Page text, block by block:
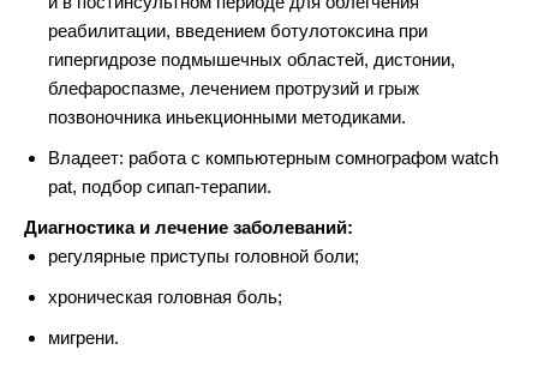
реабилитации, введением ботулотоксина при
гипергидрозе подмышечных областей, дистонии,
блефароспазме, лечением протрузий и грыж
позвоночника иньекционными методиками.
Владеет: работа с компьютерным сомнографом watch
pat, подбор сипап-терапии.
Диагностика и лечение заболеваний:
регулярные приступы головной боли;
хроническая головная боль;
мигрени.